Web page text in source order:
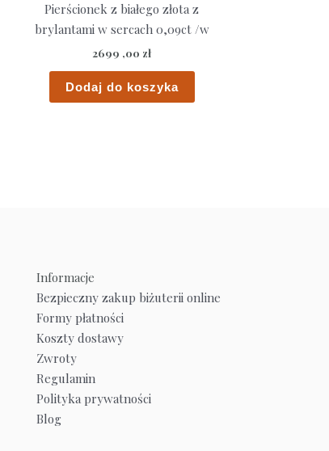
Pierścionek z białego złota z
brylantami w sercach 0,09ct /w
2699 ,00 zł
Dodaj do koszyka
Informacje
Bezpieczny zakup biżuterii online
Formy płatności
Koszty dostawy
Zwroty
Regulamin
Polityka prywatności
Blog